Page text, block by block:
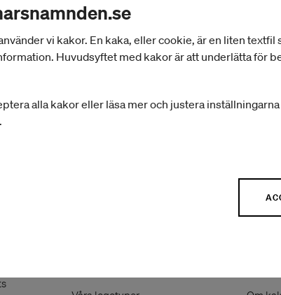
inom musikområdet
Om
vi kakor. En kaka, eller cookie, är en liten textfil
Huvudsyftet med kakor är att underlätta för
alla kakor eller läsa mer och justera